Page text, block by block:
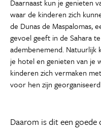
Daarnaast kun je genieten
waar de kinderen zich
de Dunas de Maspalomas,
gevoel geeft in de Sahara
adembenemend.
je hotel en genieten van je
kinderen zich vermaken
voor hen zijn
Daarom is dit een goede